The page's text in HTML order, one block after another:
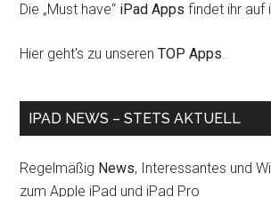
Die „Must have“ iPad Apps findet ihr auf
Hier geht's zu unserenTOP Apps.
IPAD NEWS – STETS AKTUELL
Regelmäßig News, Interessantes und
zum Apple iPad und iPad Pro